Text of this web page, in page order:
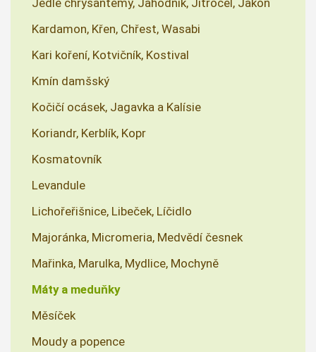
Kardamon, Křen, Chřest, Wasabi
Kari koření, Kotvičník, Kostival
Kmín damšský
Kočičí ocásek, Jagavka a Kalísie
Koriandr, Kerblík, Kopr
Kosmatovník
Levandule
Lichořeřišnice, Libeček, Líčidlo
Majoránka, Micromeria, Medvědí česnek
Mařinka, Marulka, Mydlice, Mochyně
Máty a meduňky
Měsíček
Moudy a popence